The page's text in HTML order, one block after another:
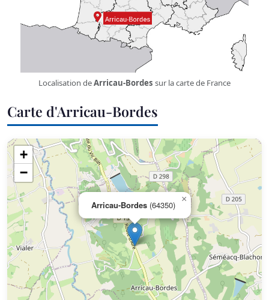
Localisation deArricau-Bordes sur la carte de France
Carte d'Arricau-Bordes
Arricau-Bordes (64350)
×
+
−